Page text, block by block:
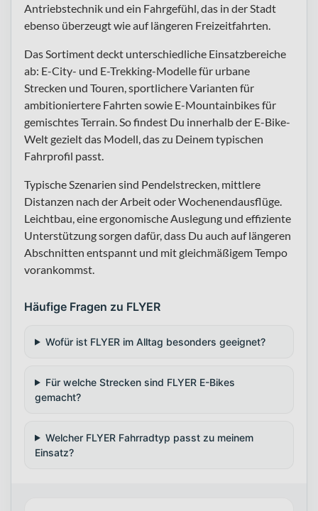
Antriebstechnik und ein Fahrgefühl, das in der Stadt
ebenso überzeugt wie auf längeren Freizeitfahrten.
Das Sortiment deckt unterschiedliche Einsatzbereiche
ab: E-City- und E-Trekking-Modelle für urbane
Strecken und Touren, sportlichere Varianten für
ambitioniertere Fahrten sowie E-Mountainbikes für
gemischtes Terrain. So findest Du innerhalb der E-Bike-
Welt gezielt das Modell, das zu Deinem typischen
Fahrprofil passt.
Typische Szenarien sind Pendelstrecken, mittlere
Distanzen nach der Arbeit oder Wochenendausflüge.
Leichtbau, eine ergonomische Auslegung und effiziente
Unterstützung sorgen dafür, dass Du auch auf längeren
Abschnitten entspannt und mit gleichmäßigem Tempo
vorankommst.
Häufige Fragen zu FLYER
Wofür ist FLYER im Alltag besonders geeignet?
Für welche Strecken sind FLYER E-Bikes
gemacht?
Welcher FLYER Fahrradtyp passt zu meinem
Einsatz?